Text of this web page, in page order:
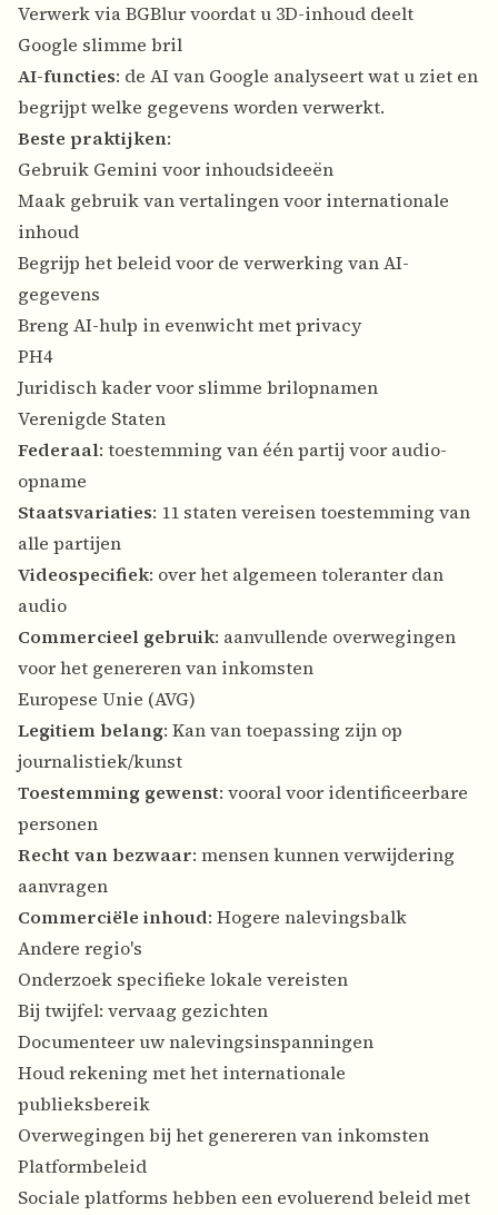
Verwerk via BGBlur voordat u 3D-inhoud deelt
Google slimme bril
AI-functies: de AI van Google analyseert wat u ziet en
begrijpt welke gegevens worden verwerkt.
Beste praktijken:
Gebruik Gemini voor inhoudsideeën
Maak gebruik van vertalingen voor internationale
inhoud
Begrijp het beleid voor de verwerking van AI-
gegevens
Breng AI-hulp in evenwicht met privacy
PH4
Juridisch kader voor slimme brilopnamen
Verenigde Staten
Federaal: toestemming van één partij voor audio-
opname
Staatsvariaties: 11 staten vereisen toestemming van
alle partijen
Videospecifiek: over het algemeen toleranter dan
audio
Commercieel gebruik: aanvullende overwegingen
voor het genereren van inkomsten
Europese Unie (AVG)
Legitiem belang: Kan van toepassing zijn op
journalistiek/kunst
Toestemming gewenst: vooral voor identificeerbare
personen
Recht van bezwaar: mensen kunnen verwijdering
aanvragen
Commerciële inhoud: Hogere nalevingsbalk
Andere regio's
Onderzoek specifieke lokale vereisten
Bij twijfel: vervaag gezichten
Documenteer uw nalevingsinspanningen
Houd rekening met het internationale
publieksbereik
Overwegingen bij het genereren van inkomsten
Platformbeleid
Sociale platforms hebben een evoluerend beleid met